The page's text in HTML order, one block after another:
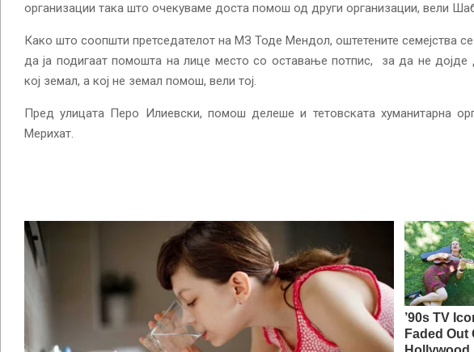
организации така што очекуваме доста помош од други организации, вели
Како што соопшти претседателот на МЗ Тоде Мендол, оштетените семејства
да ја подигаат помошта на лице место со оставање потпис, за да не дојде
кој земал, а кој не земал помош, вели тој.
Пред улицата Перо Илиевски, помош делеше и тетовската хуманитарна
Мерихат.